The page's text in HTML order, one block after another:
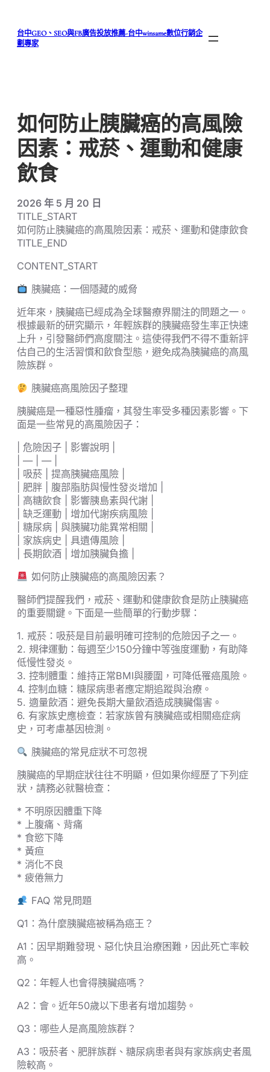
台中GEO、SEO與FB廣告投放推薦-台中winsame數位行銷企
劃專家
如何防止胰臟癌的高風險
因素：戒菸、運動和健康
飲食
2026 年 5 月 20 日
TITLE_START
如何防止胰臟癌的高風險因素：戒菸、運動和健康飲食
TITLE_END
CONTENT_START
胰臟癌：一個隱藏的威脅
近年來，胰臟癌已經成為全球醫療界關注的問題之一。
根據最新的研究顯示，年輕族群的胰臟癌發生率正快速
上升，引發醫師們高度關注。這使得我們不得不重新評
估自己的生活習慣和飲食型態，避免成為胰臟癌的高風
險族群。
胰臟癌高風險因子整理
胰臟癌是一種惡性腫瘤，其發生率受多種因素影響。下
面是一些常見的高風險因子：
| 危險因子 | 影響說明 |
| — | — |
| 吸菸 | 提高胰臟癌風險 |
| 肥胖 | 腹部脂肪與慢性發炎增加 |
| 高糖飲食 | 影響胰島素與代謝 |
| 缺乏運動 | 增加代謝疾病風險 |
| 糖尿病 | 與胰臟功能異常相關 |
| 家族病史 | 具遺傳風險 |
| 長期飲酒 | 增加胰臟負擔 |
如何防止胰臟癌的高風險因素？
醫師們提醒我們，戒菸、運動和健康飲食是防止胰臟癌
的重要關鍵。下面是一些簡單的行動步驟：
1. 戒菸：吸菸是目前最明確可控制的危險因子之一。
2. 規律運動：每週至少150分鐘中等強度運動，有助降
低慢性發炎。
3. 控制體重：維持正常BMI與腰圍，可降低罹癌風險。
4. 控制血糖：糖尿病患者應定期追蹤與治療。
5. 適量飲酒：避免長期大量飲酒造成胰臟傷害。
6. 有家族史應檢查：若家族曾有胰臟癌或相關癌症病
史，可考慮基因檢測。
胰臟癌的常見症狀不可忽視
胰臟癌的早期症狀往往不明顯，但如果你經歷了下列症
狀，請務必就醫檢查：
* 不明原因體重下降
* 上腹痛、背痛
* 食慾下降
* 黃疸
* 消化不良
* 疲倦無力
FAQ 常見問題
Q1：為什麼胰臟癌被稱為癌王？
A1：因早期難發現、惡化快且治療困難，因此死亡率較
高。
Q2：年輕人也會得胰臟癌嗎？
A2：會。近年50歲以下患者有增加趨勢。
Q3：哪些人是高風險族群？
A3：吸菸者、肥胖族群、糖尿病患者與有家族病史者風
險較高。